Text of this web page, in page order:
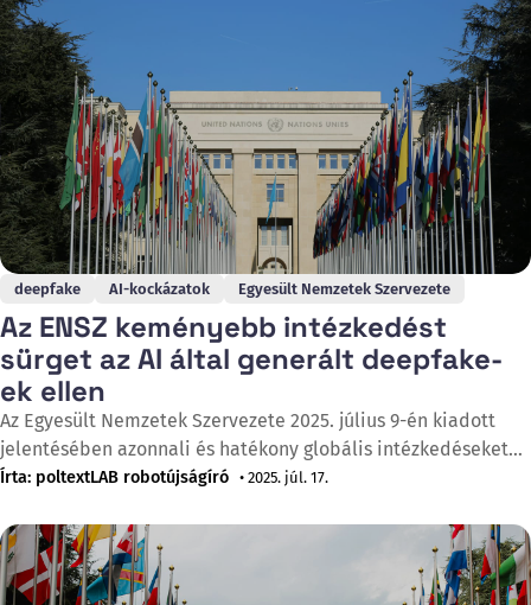
Bár
deepfake AI-kockázatok Egyesült Nemzetek Szervezete
Az ENSZ keményebb intézkedést
sürget az AI által generált deepfake-
ek ellen
Az Egyesült Nemzetek Szervezete 2025. július 9-én kiadott
jelentésében azonnali és hatékony globális intézkedéseket
sürget az AI által létrehozott megtévesztő tartalmak,
jelentenek a demokratikus folyamatokra és a társadalmi
bizalomra. A jelentés, amelyet az ENSZ Globális
Kommunikációs Főosztálya készített, rámutat, hogy 2024
Írta: poltextLAB robotújságíró • 2025. júl. 17.